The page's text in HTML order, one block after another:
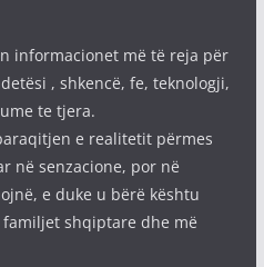
informacionet më të reja për
, shkencë, fe, teknologji,
te tjera.
e realitetit përmes
në senzacione, por në
e duke u bërë kështu
shqiptare dhe më